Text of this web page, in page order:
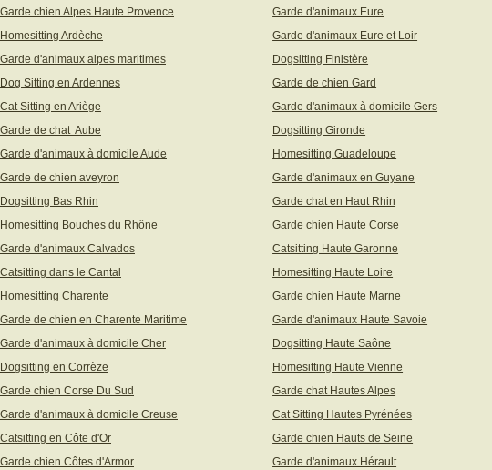
Garde chien Alpes Haute Provence
Garde d'animaux Eure
Homesitting Ardèche
Garde d'animaux Eure et Loir
Garde d'animaux alpes maritimes
Dogsitting Finistère
Dog Sitting en Ardennes
Garde de chien Gard
Cat Sitting en Ariège
Garde d'animaux à domicile Gers
Garde de chat Aube
Dogsitting Gironde
Garde d'animaux à domicile Aude
Homesitting Guadeloupe
Garde de chien aveyron
Garde d'animaux en Guyane
Dogsitting Bas Rhin
Garde chat en Haut Rhin
Homesitting Bouches du Rhône
Garde chien Haute Corse
Garde d'animaux Calvados
Catsitting Haute Garonne
Catsitting dans le Cantal
Homesitting Haute Loire
Homesitting Charente
Garde chien Haute Marne
Garde de chien en Charente Maritime
Garde d'animaux Haute Savoie
Garde d'animaux à domicile Cher
Dogsitting Haute Saône
Dogsitting en Corrèze
Homesitting Haute Vienne
Garde chien Corse Du Sud
Garde chat Hautes Alpes
Garde d'animaux à domicile Creuse
Cat Sitting Hautes Pyrénées
Catsitting en Côte d'Or
Garde chien Hauts de Seine
Garde chien Côtes d'Armor
Garde d'animaux Hérault